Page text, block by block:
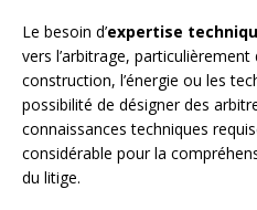
Le besoin d’expertise
vers l’arbitrage,
construction, l’énergie ou les
possibilité de désigner des
connaissances techniques
considérable pour la
du litige.